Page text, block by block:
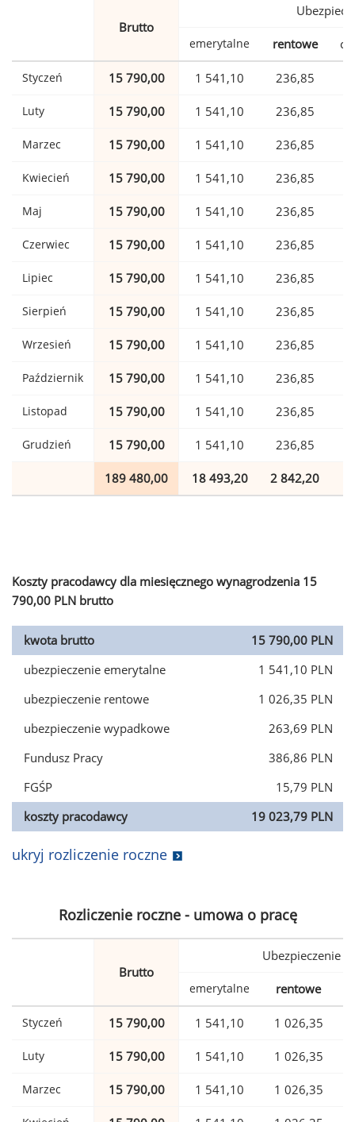
Brutto
emerytalne rentowe
Styczeń 15 790,00 1 541,10 236,85
Luty 15 790,00 1 541,10 236,85
Marzec 15 790,00 1 541,10 236,85
Kwiecień 15 790,00 1 541,10 236,85
Maj 15 790,00 1 541,10 236,85
Czerwiec 15 790,00 1 541,10 236,85
Lipiec 15 790,00 1 541,10 236,85
Sierpień 15 790,00 1 541,10 236,85
Wrzesień 15 790,00 1 541,10 236,85
Październik 15 790,00 1 541,10 236,85
Listopad 15 790,00 1 541,10 236,85
Grudzień 15 790,00 1 541,10 236,85
189 480,00 18 493,20 2 842,20
Koszty pracodawcy dla miesięcznego wynagrodzenia 15
790,00 PLN brutto
kwota brutto
15 790,00 PLN
ubezpieczenie emerytalne
1 541,10 PLN
ubezpieczenie rentowe
1 026,35 PLN
ubezpieczenie wypadkowe
263,69 PLN
Fundusz Pracy
386,86 PLN
FGŚP
15,79 PLN
koszty pracodawcy
19 023,79 PLN
ukryj rozliczenie roczne
Rozliczenie roczne - umowa o pracę
Brutto
Ubezpieczenie
emerytalne rentowe
Styczeń 15 790,00 1 541,10 1 026,35
Luty 15 790,00 1 541,10 1 026,35
Marzec 15 790,00 1 541,10 1 026,35